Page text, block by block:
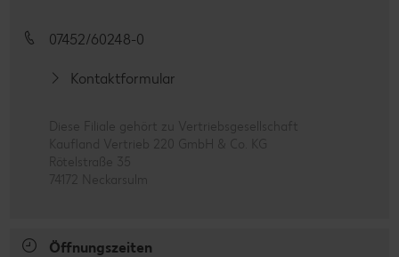
07452/60248-0
Kontaktformular
Diese Filiale gehört zu Vertriebsgesellschaft
Kaufland Vertrieb 220 GmbH & Co. KG
Rötelstraße 35
74172 Neckarsulm
Öffnungszeiten